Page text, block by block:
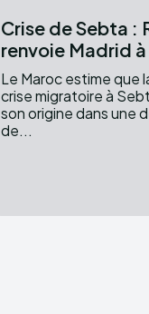
Crise de Sebta :
renvoie Madrid à
Le Maroc estime que
crise migratoire à
son origine dans une
de...